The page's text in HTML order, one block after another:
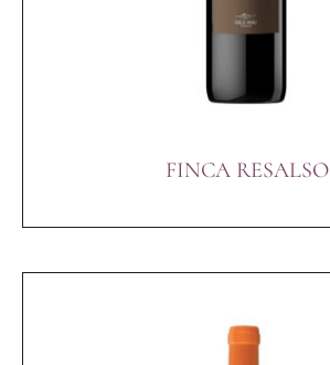
FINCA RESALSO